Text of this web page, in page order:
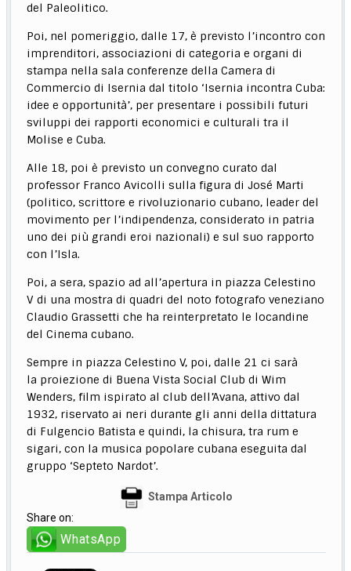
del Paleolitico.
Poi, nel pomeriggio, dalle 17, è previsto l’incontro con
imprenditori, associazioni di categoria e organi di
stampa nella sala conferenze della Camera di
Commercio di Isernia dal titolo ‘Isernia incontra Cuba:
idee e opportunità’, per presentare i possibili futuri
sviluppi dei rapporti economici e culturali tra il
Molise e Cuba.
Alle 18, poi è previsto un convegno curato dal
professor Franco Avicolli sulla figura di José Marti
(politico, scrittore e rivoluzionario cubano, leader del
movimento per l’indipendenza, considerato in patria
uno dei più grandi eroi nazionali) e sul suo rapporto
con l’Isla.
Poi, a sera, spazio ad all’apertura in piazza Celestino
V di una mostra di quadri del noto fotografo veneziano
Claudio Grassetti che ha reinterpretato le locandine
del Cinema cubano.
Sempre in piazza Celestino V, poi, dalle 21 ci sarà
la proiezione di Buena Vista Social Club di Wim
Wenders, film ispirato al club dell’Avana, attivo dal
1932, riservato ai neri durante gli anni della dittatura
di Fulgencio Batista e quindi, la chisura, tra rum e
sigari, con la musica popolare cubana eseguita dal
gruppo ‘Septeto Nardot’.
Stampa Articolo
Share on:
WhatsApp